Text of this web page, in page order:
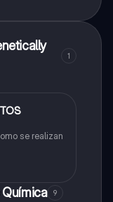
1
se realizan
9